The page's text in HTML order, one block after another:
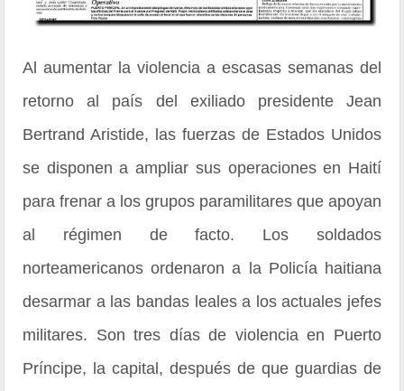
Al aumentar la violencia a escasas semanas del
retorno al país del exiliado presidente Jean
Bertrand Aristide, las fuerzas de Estados Unidos
se disponen a ampliar sus operaciones en Haití
para frenar a los grupos paramilitares que apoyan
al régimen de facto. Los soldados
norteamericanos ordenaron a la Policía haitiana
desarmar a las bandas leales a los actuales jefes
militares. Son tres días de violencia en Puerto
Príncipe, la capital, después de que guardias de